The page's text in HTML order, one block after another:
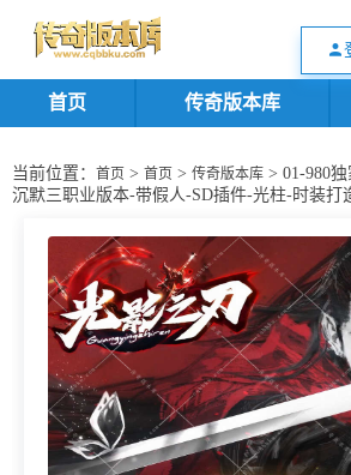
欢迎您光临传奇版本库资源下载站，一个优质的传
首页 传奇版本库
当前位置： 首页 > 首页 > 传奇版本库 > 01-980
沉默三职业版本-带假人-SD插件-光柱-时装打